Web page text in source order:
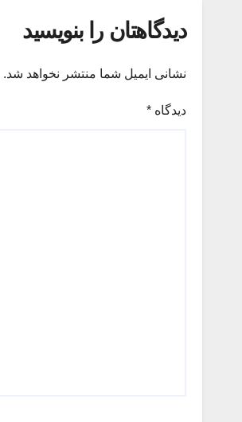
دیدگاهتان را بنویسید
نشانی ایمیل شما منتشر نخواهد شد.
دیدگاه *